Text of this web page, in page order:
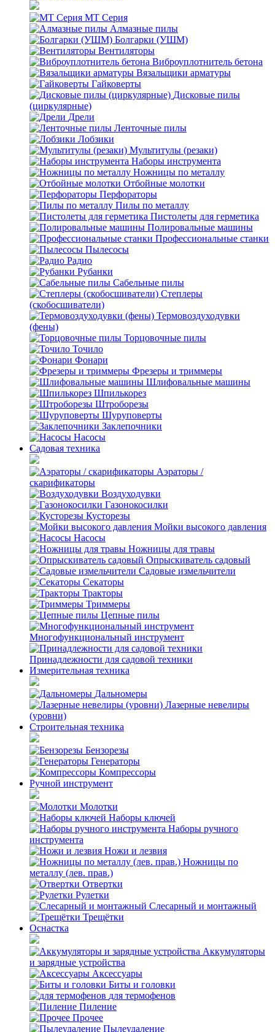
MT Серия
Алмазные пилы
Болгарки (УШМ)
Вентиляторы
Виброуплотнитель бетона
Вязальщики арматуры
Гайковерты
Дисковые пилы
(циркулярные)
Дрели
Ленточные пилы
Лобзики
Мультитулы (резаки)
Наборы инструмента
Ножницы по металлу
Отбойные молотки
Перфораторы
Пилы по металлу
Пистолеты для герметика
Полировальные машины
Профессиональные станки
Пылесосы
Радио
Рубанки
Сабельные пилы
Степлеры
(скобосшиватели)
Термовоздуходувки
(фены)
Торцовочные пилы
Точило
Фонари
Фрезеры и триммеры
Шлифовальные машины
Шпилькорез
Штроборезы
Шуруповерты
Заклепочники
Насосы
Садовая техника
Аэраторы /
скарификаторы
Воздуходувки
Газонокосилки
Кусторезы
Мойки высокого давления
Насосы
Ножницы для травы
Опрыскиватель садовый
Садовые измельчители
Секаторы
Тракторы
Триммеры
Цепные пилы
Многофункциональный инструмент
Принадлежности для садовой техники
Измерительная техника
Дальномеры
Лазерные невелиры
(уровни)
Строительная техника
Бензорезы
Генераторы
Компрессоры
Ручной инструмент
Молотки
Наборы ключей
Наборы ручного
инструмента
Ножи и лезвия
Ножницы по
металлу (лев. прав.)
Отвертки
Рулетки
Слесарный и монтажный
Трещётки
Оснастка
Аккумуляторы
и зарядные устройства
Аксессуары
Биты и головки
для термофенов
Пиление
Прочее
Пылеудаление